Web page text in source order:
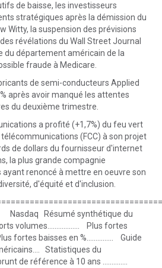
de baisse, les investisseurs
stratégiques après la démission du
Witty, la suspension des prévisions
révélations du Wall Street Journal
du département américain de la
fraude à Medicare.
de semi-conducteurs Applied
après avoir manqué les attentes
du deuxième trimestre.
a profité (+1,7%) du feu vert
(FCC) à son projet
de dollars du fournisseur d'internet
la plus grande compagnie
renoncé à mettre en oeuvre son
d'équité et d'inclusion.
synthétique du
volumes.................. Plus fortes
fortes baisses en %............... Guide
Statistiques du
de référence à 10 ans ..............